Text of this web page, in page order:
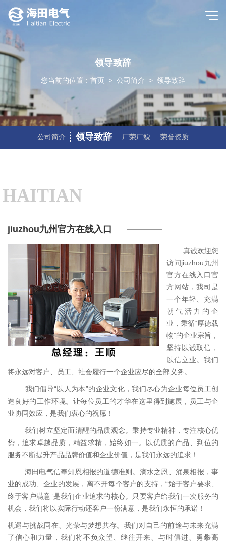
领导致辞
您当前的位置： 首页 > 公司简介 > 领导致辞
公司简介 领导致辞 厂荣厂貌 荣誉资质
HAITIAN
jiuzhou九州官方在线入口
真诚欢迎您
访问jiuzhou九州
官方在线入口官
方网站，我司是
一个年轻、充满
朝气活力的企
业，秉循“厚德载
物”的企业宗旨，
坚持以诚取信，
以信立业。我们
将永远对客户、员工、社会履行一个企业应尽的全部义务。
我们倡导“以人为本”的企业文化，我们尽心为企业每位员工创
造良好的工作环境。让每位员工的才华在这里得到施展，员工与企
业协同效应，是我们衷心的祝愿！
我们树立坚定而清醒的品质观念。秉持专业精神，专注核心优
势，追求卓越品质，精益求精，始终如一。以优质的产品、到位的
服务不断提升产品品牌价值和企业价值，是我们永远的追求！
海田电气信奉知恩相报的道德准则。滴水之恩、涌泉相报，事
业的成功、企业的发展，离不开每个客户的支持，“始于客户要求、
终于客户满意”是我们企业追求的核心。只要客户给我们一次服务的
机会，我们将以实际行动还客户一份满意，是我们永恒的承诺！
机遇与挑战同在、光荣与梦想共存。我们对自己的前途与未来充满
了信心和力量，我们将不负众望、继往开来、与时俱进、勇攀高